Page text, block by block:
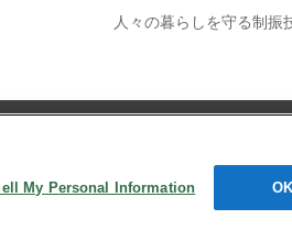
人々の暮らしを守る制振
My Personal Information OK